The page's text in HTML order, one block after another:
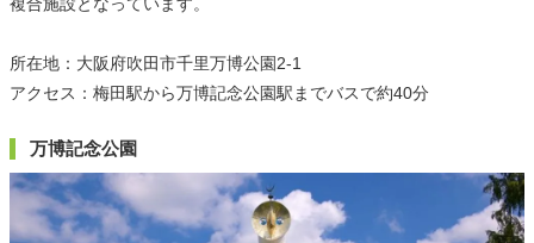
所在地：大阪府吹田市千里万博公園2-1
アクセス：梅田駅から万博記念公園駅までバスで約40分
万博記念公園